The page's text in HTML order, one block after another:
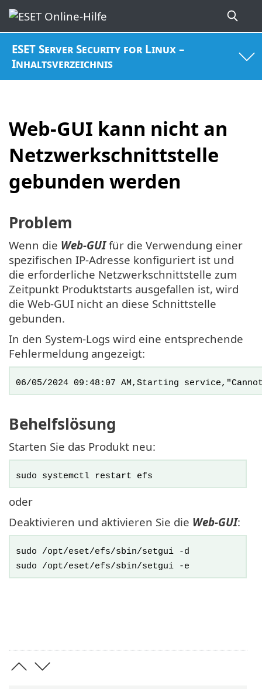
ESET Server Security for Linux –
Inhaltsverzeichnis
Web-GUI kann nicht an
Netzwerkschnittstelle
gebunden werden
Problem
Wenn die Web-GUIfür die Verwendung einer
spezifischen IP-Adresse konfiguriert ist und
die erforderliche Netzwerkschnittstelle zum
Zeitpunkt Produktstarts ausgefallen ist, wird
die Web-GUI nicht an diese Schnittstelle
gebunden.
In den System-Logs wird eine entsprechende
Fehlermeldung angezeigt:
06/05/2024 09:48:07 AM,Starting
Behelfslösung
Starten Sie das Produkt neu:
sudo systemctl restart efs
oder
Deaktivieren und aktivieren Sie die Web-GUI:
sudo /opt/eset/efs/sbin/setgui -d
sudo /opt/eset/efs/sbin/setgui -e